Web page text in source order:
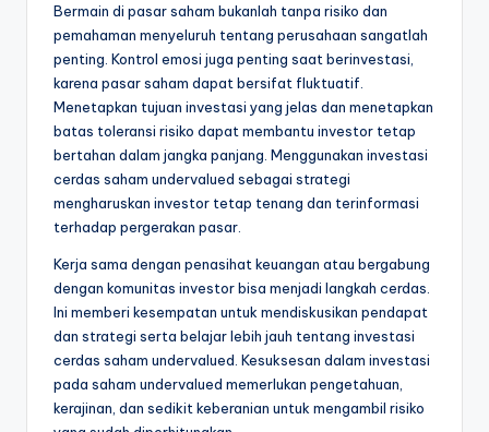
Bermain di pasar saham bukanlah tanpa risiko dan
pemahaman menyeluruh tentang perusahaan sangatlah
penting. Kontrol emosi juga penting saat berinvestasi,
karena pasar saham dapat bersifat fluktuatif.
Menetapkan tujuan investasi yang jelas dan menetapkan
batas toleransi risiko dapat membantu investor tetap
bertahan dalam jangka panjang. Menggunakan investasi
cerdas saham undervalued sebagai strategi
mengharuskan investor tetap tenang dan terinformasi
terhadap pergerakan pasar.
Kerja sama dengan penasihat keuangan atau bergabung
dengan komunitas investor bisa menjadi langkah cerdas.
Ini memberi kesempatan untuk mendiskusikan pendapat
dan strategi serta belajar lebih jauh tentang investasi
cerdas saham undervalued. Kesuksesan dalam investasi
pada saham undervalued memerlukan pengetahuan,
kerajinan, dan sedikit keberanian untuk mengambil risiko